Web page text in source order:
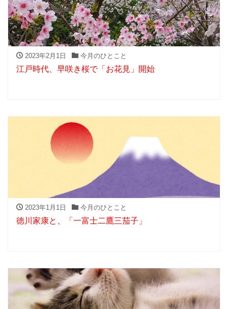
2023年2月1日 今月のひとこと
江戸時代、早咲き桜で「お花見」開始
2023年1月1日 今月のひとこと
徳川家康と、「一富士二鷹三茄子」